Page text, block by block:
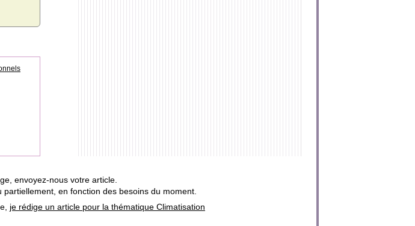
envoyez-nous votre article.
en fonction des besoins du moment.
je rédige un article pour la thématique Climatisation